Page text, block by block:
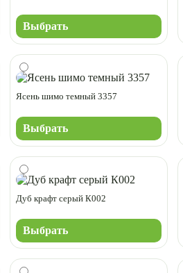
Выбрать
Ясень шимо темный 3357
Выбрать
Дуб крафт серый К002
Выбрать